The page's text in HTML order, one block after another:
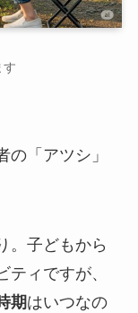
す
「アツシ」
。子どもから
ィですが、
期はいつなの